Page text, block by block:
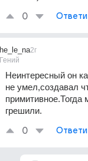
0
he_le_na
Гений
2г
Неинтересный он
не умел,создавал
примитивное.Тогда
грешили.
0